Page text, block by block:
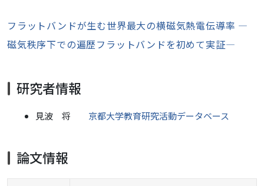
フラットバンドが生む世界最大の横磁気熱電伝導率 ―
磁気秩序下での遍歴フラットバンドを初めて実証―
研究者情報
見波 将 京都大学教育研究活動データベース
論文情報